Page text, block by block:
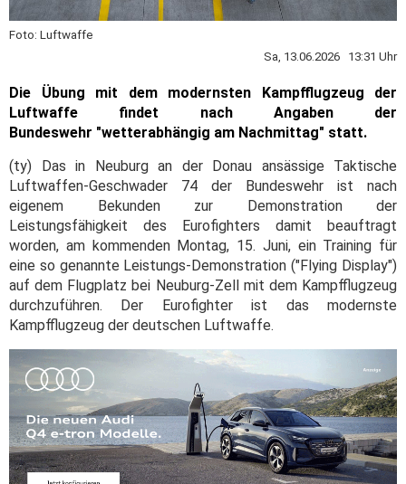
Foto: Luftwaffe
Sa, 13.06.2026 13:31 Uhr
Die Übung mit dem modernsten Kampfflugzeug der
Luftwaffe findet nach Angaben der
Bundeswehr "wetterabhängig am Nachmittag" statt.
(ty) Das in Neuburg an der Donau ansässige Taktische
Luftwaffen-Geschwader 74 der Bundeswehr ist nach
eigenem Bekunden zur Demonstration der
Leistungsfähigkeit des Eurofighters damit beauftragt
worden, am kommenden Montag, 15. Juni, ein Training für
eine so genannte Leistungs-Demonstration ("Flying Display")
auf dem Flugplatz bei Neuburg-Zell mit dem Kampfflugzeug
durchzuführen. Der Eurofighter ist das modernste
Kampfflugzeug der deutschen Luftwaffe.